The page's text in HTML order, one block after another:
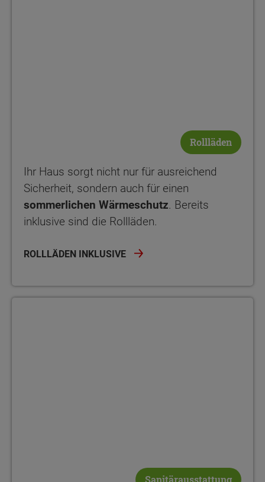
Rollläden
Ihr Haus sorgt nicht nur für ausreichend
Sicherheit, sondern auch für einen
sommerlichen Wärmeschutz. Bereits
inklusive sind die Rollläden.
ROLLLÄDEN INKLUSIVE
Sanitärausstattung